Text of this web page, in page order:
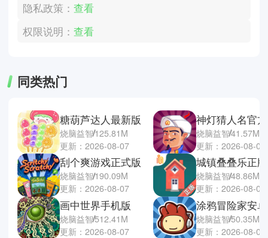
隐私政策：查看
权限说明：查看
同类热门
糖葫芦达人最新版
烧脑益智125.81M
更新：2026-08-07
刮个爽游戏正式版
烧脑益智190.09M
更新：2026-08-07
画中世界手机版
烧脑益智512.41M
更新：2026-08-07
神灯猜人名官
烧脑益智41.57M
更新：2026-08-07
城镇叠叠乐正版
烧脑益智48.86M
更新：2026-08-06
涂鸦冒险家安
烧脑益智50.35M
更新：2026-08-06